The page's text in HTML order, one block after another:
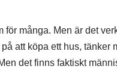
för många. Men är det
att köpa ett hus, tänker
det finns faktiskt